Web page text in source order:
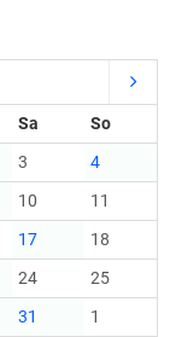
Sa
So
3
4
10
11
17
18
24
25
31 1